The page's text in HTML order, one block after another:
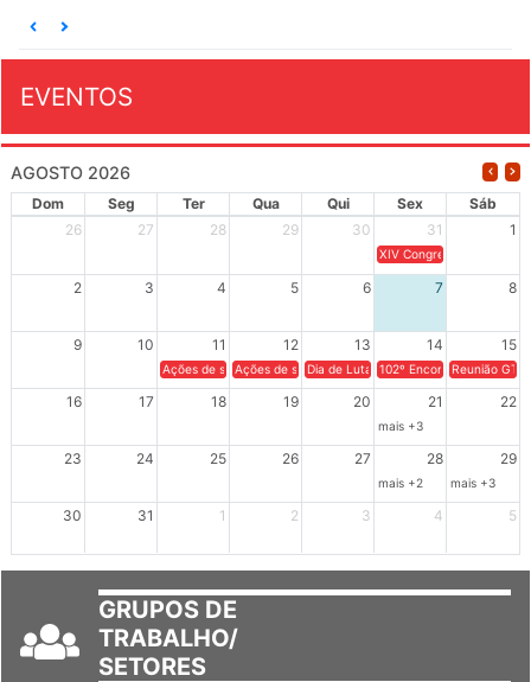
EVENTOS
AGOSTO 2026
Dom Seg Ter Qua Qui Sex
Sáb
26
27 28 29 30 31 1
XIV Congresso Brasileiro
2 3 4 5 6 7 8
9 10 11 12 13 14 15
Ações de solidariedade a Cuba no Rio Grande do Sul - 100
Ações de solidariedade a Cuba no Rio Grande do
Dia de Luta em Defesa de Cuba e da
102º Encontro da
Reunião
16 17 18 19 20 21 22
mais +3
23 24 25 26 27 28 29
mais +2 mais +3
30 31 1 2 3 4 5
GRUPOS DE
TRABALHO/
SETORES